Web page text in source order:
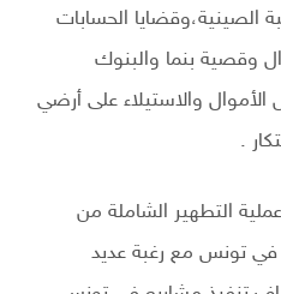
الصينية،وقضايا الحسابات
وقصية بنما والبنوك
والاستيلاء على أرضي
.
التطهير الشاملة من
في تونس مع رغبة عديد